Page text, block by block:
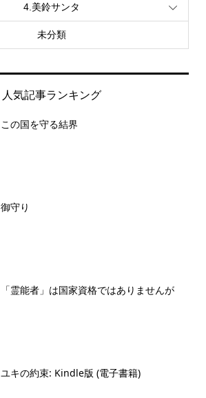
4.美鈴サンタ
未分類
人気記事ランキング
この国を守る結界
御守り
「霊能者」は国家資格ではありませんが
ユキの約束: Kindle版 (電子書籍)